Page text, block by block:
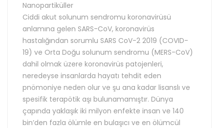
Nanopartiküller
Ciddi akut solunum sendromu koronavirüsü
anlamına gelen SARS-CoV, koronavirüs
hastalığından sorumlu SARS CoV-2 2019 (COVID-
19) ve Orta Doğu solunum sendromu (MERS-CoV)
dahil olmak üzere koronavirüs patojenleri,
neredeyse insanlarda hayatı tehdit eden
pnömoniye neden olur ve şu ana kadar lisanslı ve
spesifik terapötik aşı bulunamamıştır. Dünya
çapında yaklaşık iki milyon enfekte insan ve 140
bin’den fazla ölümle en bulaşıcı ve en ölümcül